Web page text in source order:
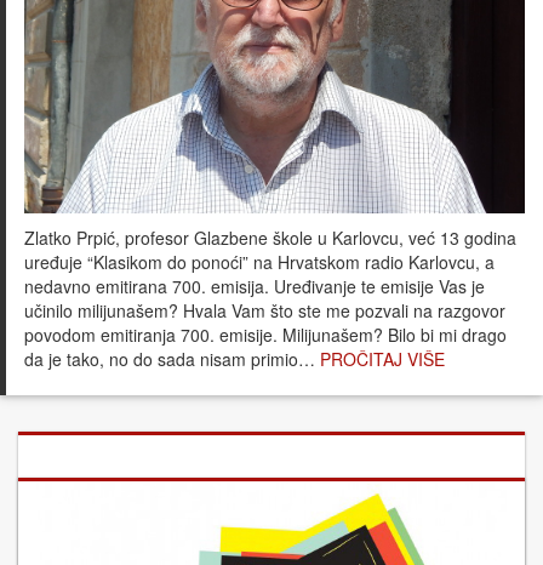
Zlatko Prpić, profesor Glazbene škole u Karlovcu, već 13 godina
uređuje “Klasikom do ponoći” na Hrvatskom radio Karlovcu, a
nedavno emitirana 700. emisija. Uređivanje te emisije Vas je
učinilo milijunašem? Hvala Vam što ste me pozvali na razgovor
povodom emitiranja 700. emisije. Milijunašem? Bilo bi mi drago
da je tako, no do sada nisam primio… PROČITAJ VIŠE